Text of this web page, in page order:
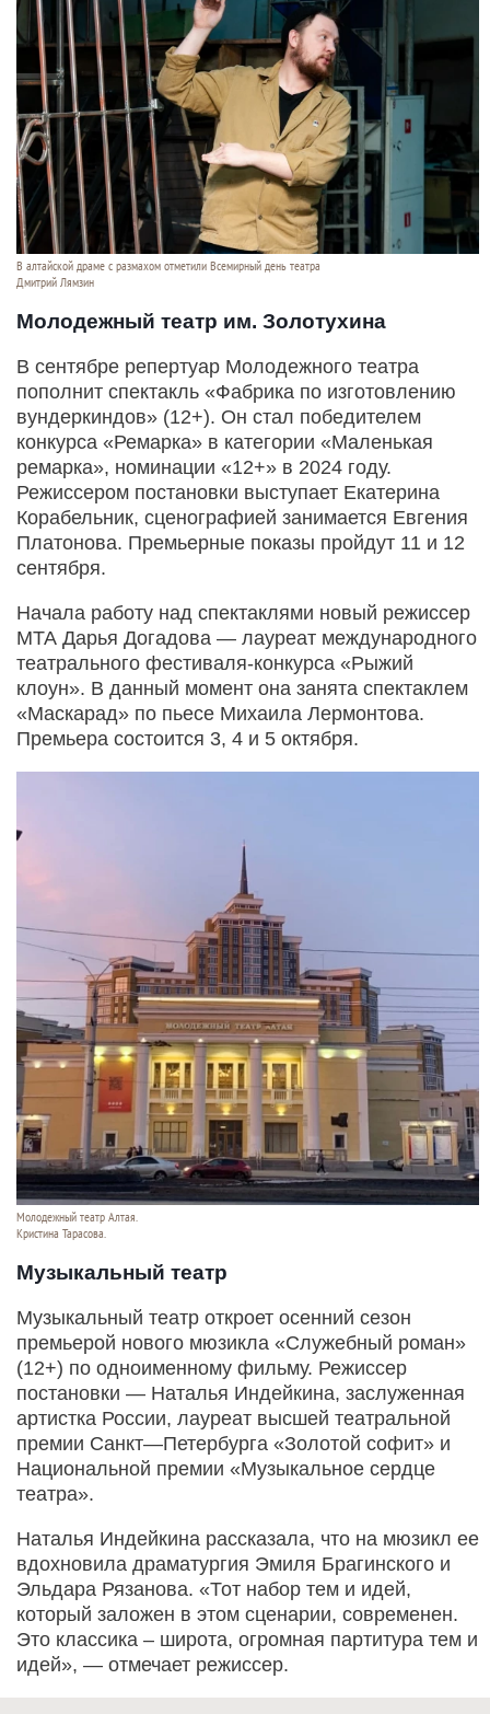
В алтайской драме с размахом отметили Всемирный день театра
Дмитрий Лямзин
Молодежный театр им. Золотухина
В сентябре репертуар Молодежного театра
пополнит спектакль «Фабрика по изготовлению
вундеркиндов» (12+). Он стал победителем
конкурса «Ремарка» в категории «Маленькая
ремарка», номинации «12+» в 2024 году.
Режиссером постановки выступает Екатерина
Корабельник, сценографией занимается Евгения
Платонова. Премьерные показы пройдут 11 и 12
сентября.
Начала работу над спектаклями новый режиссер
МТА Дарья Догадова — лауреат международного
театрального фестиваля-конкурса «Рыжий
клоун». В данный момент она занята спектаклем
«Маскарад» по пьесе Михаила Лермонтова.
Премьера состоится 3, 4 и 5 октября.
Молодежный театр Алтая.
Кристина Тарасова.
Музыкальный театр
Музыкальный театр откроет осенний сезон
премьерой нового мюзикла «Служебный роман»
(12+) по одноименному фильму. Режиссер
постановки — Наталья Индейкина, заслуженная
артистка России, лауреат высшей театральной
премии Санкт—Петербурга «Золотой софит» и
Национальной премии «Музыкальное сердце
театра».
Наталья Индейкина рассказала, что на мюзикл ее
вдохновила драматургия Эмиля Брагинского и
Эльдара Рязанова. «Тот набор тем и идей,
который заложен в этом сценарии, современен.
Это классика – широта, огромная партитура тем и
идей», — отмечает режиссер.